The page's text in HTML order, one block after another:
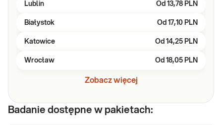
Lublin Od 13,78 PLN
Białystok Od 17,10 PLN
Katowice Od 14,25 PLN
Wrocław Od 18,05 PLN
Zobacz więcej
Badanie dostępne w pakietach: